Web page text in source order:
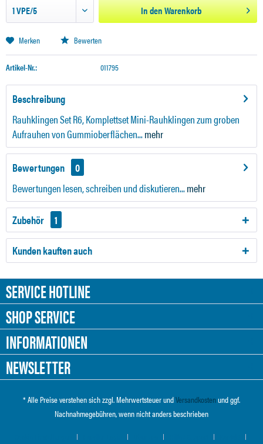
In denWarenkorb
Merken Bewerten
Artikel-Nr.: 011795
Beschreibung
Rauhklingen Set R6, Komplettset Mini-Rauhklingen zum groben
Aufrauhen von Gummioberflächen...mehr
Bewertungen
0
Bewertungen lesen, schreiben und diskutieren...mehr
Zubehör 1
Kunden kauften auch
SERVICE HOTLINE
SHOP SERVICE
INFORMATIONEN
NEWSLETTER
* Alle Preise verstehen sich zzgl. Mehrwertsteuer undVersandkostenund ggf.
Nachnahmegebühren, wenn nicht anders beschrieben